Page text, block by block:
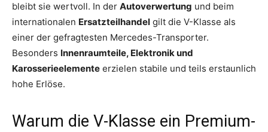
bleibt sie wertvoll. In der Autoverwertung und beim
internationalen Ersatzteilhandel gilt die V-Klasse als
einer der gefragtesten Mercedes-Transporter.
Besonders Innenraumteile, Elektronik und
Karosserieelemente erzielen stabile und teils erstaunlich
hohe Erlöse.
Warum die V-Klasse ein Premium-